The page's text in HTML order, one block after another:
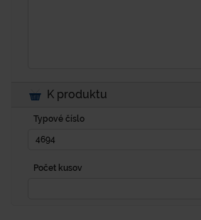
K produktu
Typové číslo
Počet kusov